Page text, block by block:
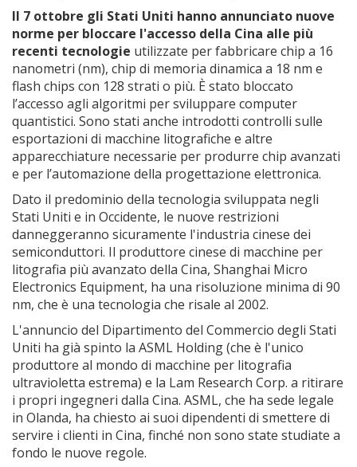
Il 7 ottobre gli Stati Uniti hanno annunciato nuove
norme per bloccare l'accesso della Cina alle più
recenti tecnologie utilizzate per fabbricare chip a 16
nanometri (nm), chip di memoria dinamica a 18 nm e
flash chips con 128 strati o più. È stato bloccato
l’accesso agli algoritmi per sviluppare computer
quantistici. Sono stati anche introdotti controlli sulle
esportazioni di macchine litografiche e altre
apparecchiature necessarie per produrre chip avanzati
e per l’automazione della progettazione elettronica.
Dato il predominio della tecnologia sviluppata negli
Stati Uniti e in Occidente, le nuove restrizioni
danneggeranno sicuramente l'industria cinese dei
semiconduttori. Il produttore cinese di macchine per
litografia più avanzato della Cina, Shanghai Micro
Electronics Equipment, ha una risoluzione minima di 90
nm, che è una tecnologia che risale al 2002.
L'annuncio del Dipartimento del Commercio degli Stati
Uniti ha già spinto la ASML Holding (che è l'unico
produttore al mondo di macchine per litografia
ultravioletta estrema) e la Lam Research Corp. a ritirare
i propri ingegneri dalla Cina. ASML, che ha sede legale
in Olanda, ha chiesto ai suoi dipendenti di smettere di
servire i clienti in Cina, finché non sono state studiate a
fondo le nuove regole.